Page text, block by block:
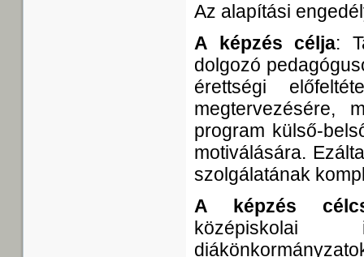
Az alapítási
A képzés célja:
dolgozó
érettségi
megtervezésére,
program külső-
motiválására.
szolgálatának
A képzés
középiskolai